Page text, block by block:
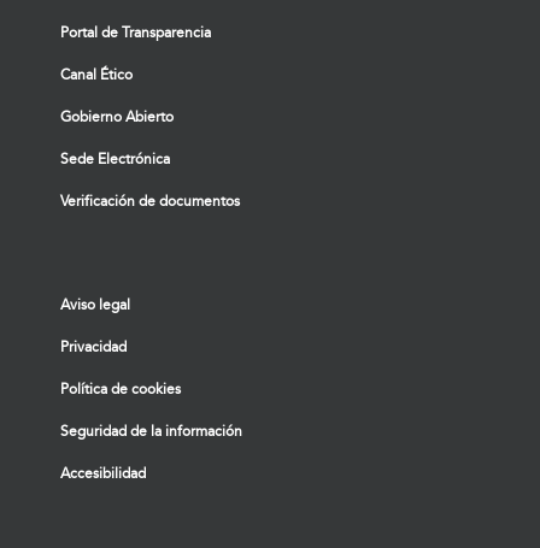
Portal de Transparencia
Canal Ético
Gobierno Abierto
Sede Electrónica
Verificación de documentos
Aviso legal
Privacidad
Política de cookies
Seguridad de la información
Accesibilidad